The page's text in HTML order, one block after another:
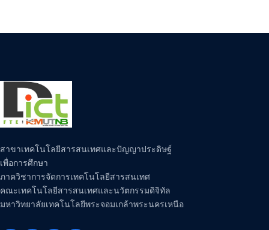
สาขาเทคโนโลยีสารสนเทศและปัญญาประดิษฐ์
เพื่อการศึกษา
ภาควิชาการจัดการเทคโนโลยีสารสนเทศ
คณะเทคโนโลยีสารสนเทศและนวัตกรรมดิจิทัล
มหาวิทยาลัยเทคโนโลยีพระจอมเกล้าพระนครเหนือ